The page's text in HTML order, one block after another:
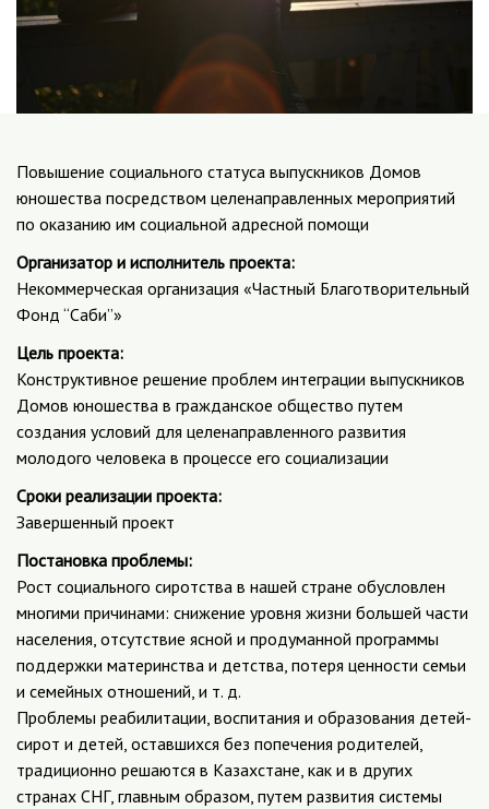
Повышение социального статуса выпускников Домов
юношества посредством целенаправленных мероприятий
по оказанию им социальной адресной помощи
Организатор и исполнитель проекта:
Некоммерческая организация «Частный Благотворительный
Фонд “Саби”»
Цель проекта:
Конструктивное решение проблем интеграции выпускников
Домов юношества в гражданское общество путем
создания условий для целенаправленного развития
молодого человека в процессе его социализации
Сроки реализации проекта:
Завершенный проект
Постановка проблемы:
Рост социального сиротства в нашей стране обусловлен
многими причинами: снижение уровня жизни большей части
населения, отсутствие ясной и продуманной программы
поддержки материнства и детства, потеря ценности семьи
и семейных отношений, и т. д.
Проблемы реабилитации, воспитания и образования детей-
сирот и детей, оставшихся без попечения родителей,
традиционно решаются в Казахстане, как и в других
странах СНГ, главным образом, путем развития системы